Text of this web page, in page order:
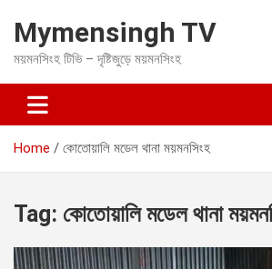
t
c
Mymensingh TV
ময়মনসিংহ টিভি – দৃষ্টিজুড়ে ময়মনসিংহ
Home কোতোয়ালি মডেল থানা ময়মনসিংহ
Tag: কোতোয়ালি মডেল থানা